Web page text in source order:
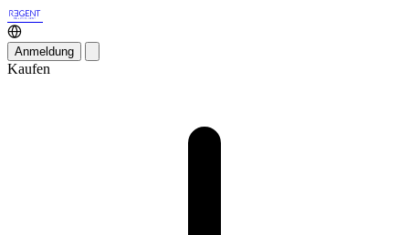
Anmeldung
Kaufen